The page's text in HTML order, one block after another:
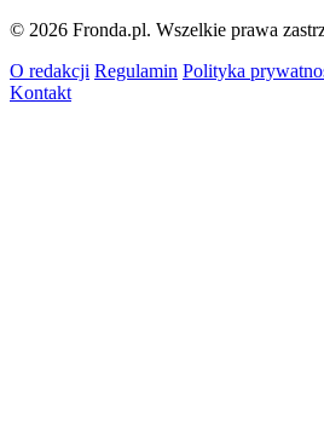
© 2026 Fronda.pl. Wszelkie prawa
O redakcji Regulamin Polityka
Kontakt